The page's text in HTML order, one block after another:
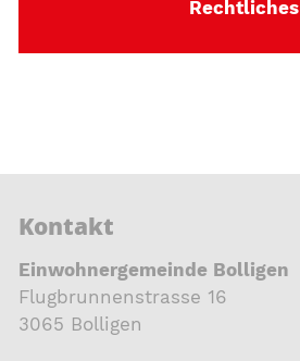
Rechtliches
Kontakt
Einwohnergemeinde Bolligen
Flugbrunnenstrasse 16
3065 Bolligen